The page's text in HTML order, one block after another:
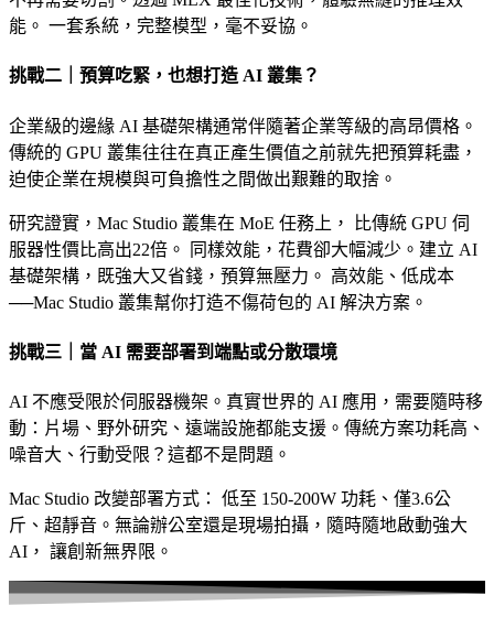
能。 一套系統，完整模型，毫不妥協。
挑戰二｜預算吃緊，也想打造 AI 叢集？
企業級的邊緣 AI 基礎架構通常伴隨著企業等級的高昂價格。
傳統的 GPU 叢集往往在真正產生價值之前就先把預算耗盡，
迫使企業在規模與可負擔性之間做出艱難的取捨。
研究證實，Mac Studio 叢集在 MoE 任務上，
比傳統 GPU 伺
服器性價比高出22倍。
同樣效能，花費卻大幅減少。建立 AI
基礎架構，既強大又省錢，預算無壓力。 高效能、低成本
──Mac Studio 叢集幫你打造不傷荷包的 AI 解決方案。
挑戰三｜當 AI 需要部署到端點或分散環境
AI 不應受限於伺服器機架。真實世界的 AI 應用，需要隨時移
動：片場、野外研究、遠端設施都能支援。傳統方案功耗高、
噪音大、行動受限？這都不是問題。
Mac Studio 改變部署方式： 低至 150-200W 功耗、僅3.6公
斤、超靜音。 無論辦公室還是現場拍攝，隨時隨地啟動強大
AI， 讓創新無界限。